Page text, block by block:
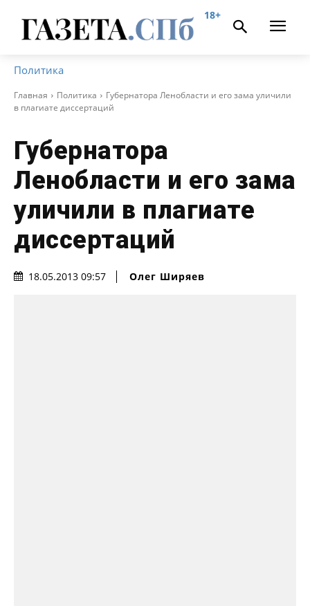
18+
Политика
Главная Политика
Губернатора Ленобласти и его зама уличили
в плагиате диссертаций
Губернатора
Ленобласти и его зама
уличили в плагиате
диссертаций
18.05.2013 09:57 Олег Ширяев